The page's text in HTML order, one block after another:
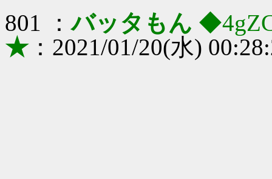
801 ：バッタもん
★：2021/01/20(水)